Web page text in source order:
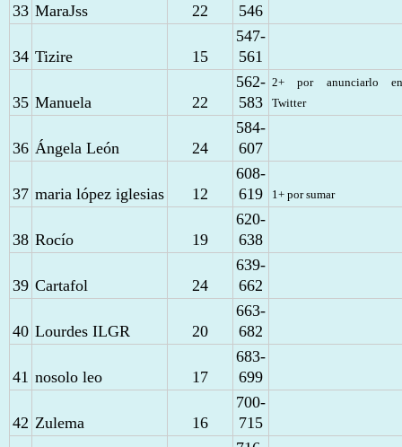
33 MaraJss 22
546
34 Tizire 15
547-
561
35 Manuela 22
562-
583
2+ por anunciarlo en
Twitter
36 Ángela León 24
584-
607
37 maria lópez iglesias 12
608-
619
1+ por sumar
38 Rocío 19
620-
638
39 Cartafol 24
639-
662
40 Lourdes ILGR 20
663-
682
41 nosolo leo 17
683-
699
42 Zulema 16
700-
715